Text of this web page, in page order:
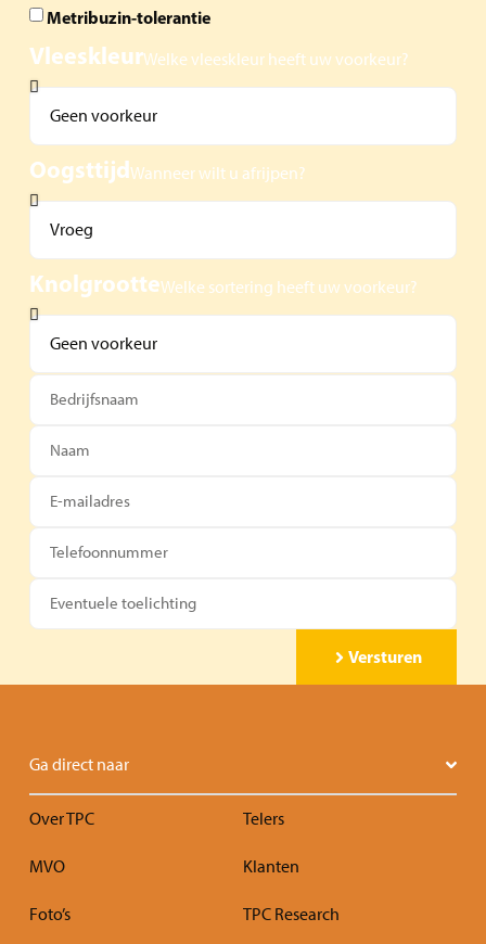
Metribuzin-tolerantie
VleeskleurWelke vleeskleur heeft uw voorkeur?
OogsttijdWanneer wilt u afrijpen?
KnolgrootteWelke sortering heeft uw voorkeur?
Versturen
Ga direct naar
Over TPC
MVO
Foto’s
Telers
Klanten
TPC Research